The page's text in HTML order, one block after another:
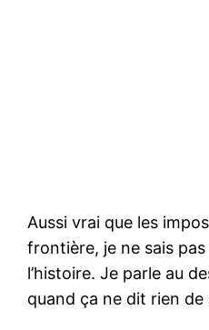
Aussi vrai que les
frontière, je ne sais
l’histoire. Je parle au
quand ça ne dit rien de